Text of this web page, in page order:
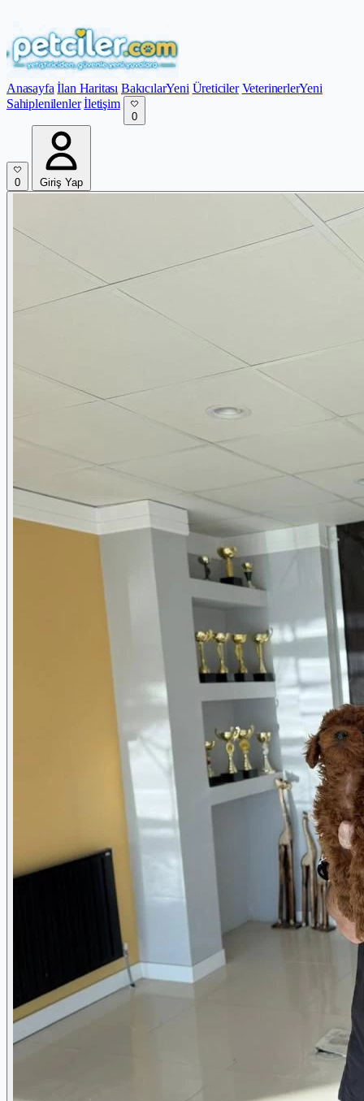
Anasayfa İlan Haritası BakıcılarYeni Üreticiler VeterinerlerYeni
Sahiplenilenler İletişim
0
0 Giriş Yap